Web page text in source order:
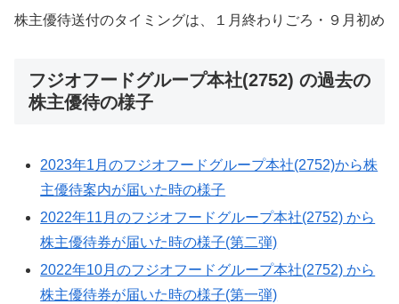
株主優待送付のタイミングは、１月終わりごろ・９月初め
フジオフードグループ本社(2752) の過去の
株主優待の様子
2023年1月のフジオフードグループ本社(2752)から株
主優待案内が届いた時の様子
2022年11月のフジオフードグループ本社(2752) から
株主優待券が届いた時の様子(第二弾)
2022年10月のフジオフードグループ本社(2752) から
株主優待券が届いた時の様子(第一弾)